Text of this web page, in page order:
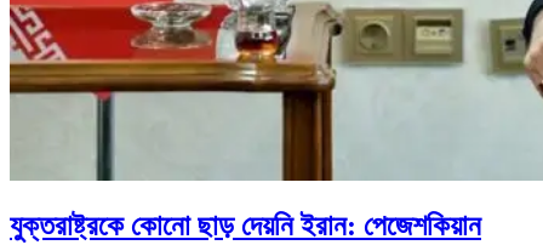
যুক্তরাষ্ট্রকে কোনো ছাড় দেয়নি ইরান: পেজেশকিয়ান